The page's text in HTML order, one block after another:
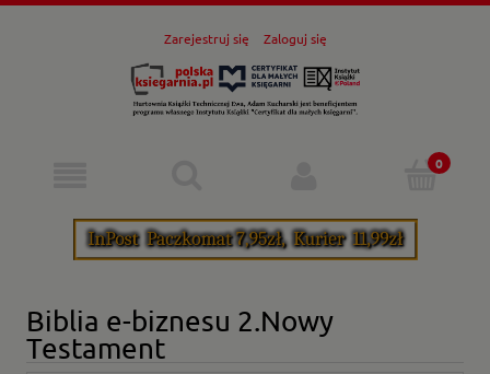
Zarejestruj się Zaloguj się
Biblia e-biznesu 2.Nowy
Testament